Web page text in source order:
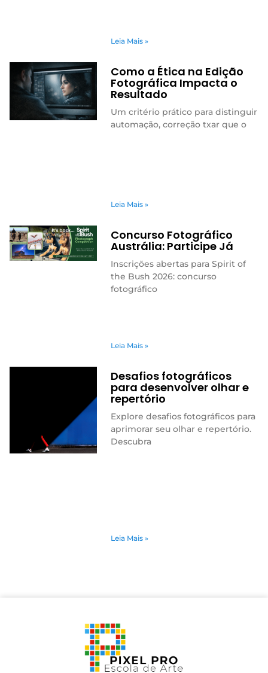
Leia Mais »
Como a Ética na Edição
Fotográfica Impacta o
Resultado
Um critério prático para distinguir
automação, correção txar que o
Leia Mais »
Concurso Fotográfico
Austrália: Participe Já
Inscrições abertas para Spirit of
the Bush 2026: concurso
fotográfico
Leia Mais »
Desafios fotográficos
para desenvolver olhar e
repertório
Explore desafios fotográficos para
aprimorar seu olhar e repertório.
Descubra
Leia Mais »